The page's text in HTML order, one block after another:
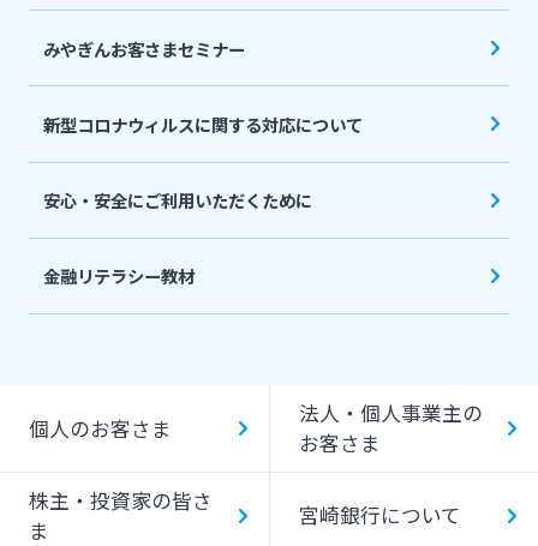
採用情報
みやぎんお客さまセミナー
新型コロナウィルスに関する対応について
安心・安全にご利用いただくために
金融リテラシー教材
個人のお客さま
法人・個人事業主の
お客さま
株主・投資家の皆さ
ま
宮崎銀行について